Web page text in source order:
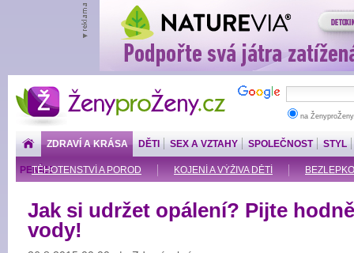
ŽenyproŽeny.cz
na
ZDRAVÍ A KRÁSA
TĚHOTENSTVÍ A POROD KOJENÍ A VÝŽIVA DĚTÍ
DĚTI SEX A VZTAHY SPOLEČNOST STYL
PENÍZE
Jak si udržet opálení? Pijte hodně
vody!